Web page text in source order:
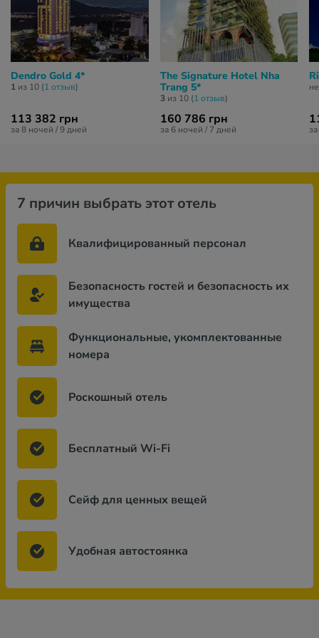
Dendro Gold 4*
1 из 10 (1 отзыв)
113 382 грн
за 8 ночей / 9 дней
The Signature Hotel Nha
Trang 5*
3из 10 (1 отзыв)
160 786 грн
за 6 ночей / 7 дней
7 причин выбрать этот отель
Квалифицированный персонал
Безопасность гостей и безопасность их
имущества
Функциональные, укомплектованные
номера
Роскошный отель
Бесплатный Wi-Fi
Сейф для ценных вещей
Удобная автостоянка